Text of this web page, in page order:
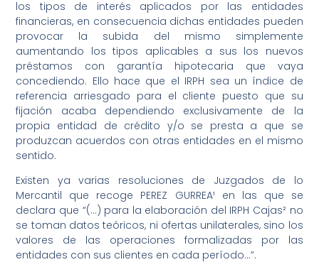
los tipos de interés aplicados por las entidades
financieras, en consecuencia dichas entidades pueden
provocar la subida del mismo simplemente
aumentando los tipos aplicables a sus los nuevos
préstamos con garantía hipotecaria que vaya
concediendo. Ello hace que el IRPH sea un índice de
referencia arriesgado para el cliente puesto que su
fijación acaba dependiendo exclusivamente de la
propia entidad de crédito y/o se presta a que se
produzcan acuerdos con otras entidades en el mismo
sentido.
Existen ya varias resoluciones de Juzgados de lo
Mercantil que recoge PEREZ GURREA¹ en las que se
declara que “(…) para la elaboración del IRPH Cajas² no
se toman datos teóricos, ni ofertas unilaterales, sino los
valores de las operaciones formalizadas por las
entidades con sus clientes en cada período…”.